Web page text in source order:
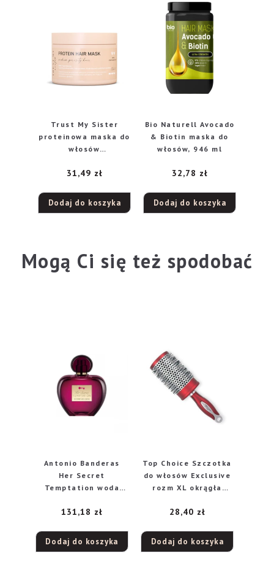
Trust My Sister
proteinowa maska do
włosów
200 ml
31,49 zł
Dodaj do koszyka
Bio Naturell Avocado
& Biotin maska do
włosów, 946 ml
32,78 zł
Dodaj do koszyka
Mogą Ci się też spodobać
Antonio Banderas
Her Secret
Temptation woda
kobiet, 80 ml
131,18 zł
Dodaj do koszyka
Top Choice Szczotka
do włosów Exclusive
rozm XL okrągła
62049-01
28,40 zł
Dodaj do koszyka